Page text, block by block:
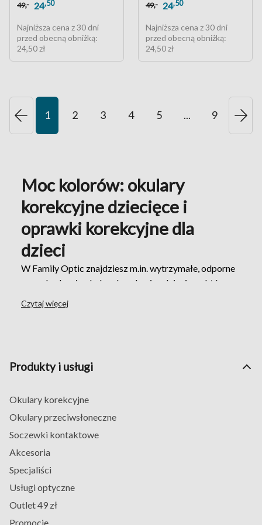
49,- 24,50
Najniższa cena z 30 dni
przed obecną obniżką:
24,50 zł
49,- 24,50
Najniższa cena z 30 dni
przed obecną obniżką:
24,50 zł
1 2 3 4 5 ... 9
Moc kolorów: okulary
korekcyjne dziecięce i
oprawki korekcyjne dla
dzieci
W Family Optic znajdziesz m.in. wytrzymałe, odporne
na uszkodzenia okulary korekcyjne dziecięce, które
dostępnych propozycji jest szeroki – zarówno w
metalu. Zastanawiasz się,
wahają się w zakresie cenowym od 200 do około 600
złotych.
Okulary te będą tak samo odpowiednie dla
podstawowym zadaniem jest korygowanie różnych
wad wzroku, a w szczególności krótkowzroczności,
dalekowzroczności czy też astygmatyzmu. Twoje
dziecko może zastosować tego rodzaju produkt, gdy
zakomunikuje Ci problem z pogarszającym się
Czytaj więcej
Produkty i usługi
Okulary korekcyjne
Okulary przeciwsłoneczne
Soczewki kontaktowe
Akcesoria
Specjaliści
Usługi optyczne
Outlet 49 zł
Promocje